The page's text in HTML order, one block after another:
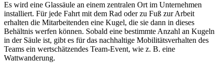
Es wird eine Glassäule an einem zentralen Ort im Unternehmen
installiert. Für jede Fahrt mit dem Rad oder zu Fuß zur Arbeit
erhalten die Mitarbeitenden eine Kugel, die sie dann in dieses
Behältnis werfen können. Sobald eine bestimmte Anzahl an Kugeln
in der Säule ist, gibt es für das nachhaltige Mobilitätsverhalten des
Teams ein wertschätzendes Team-Event, wie z. B. eine
Wattwanderung.